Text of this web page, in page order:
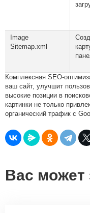
Image
Sitemap.xml
Комплексная SEO-
ваш сайт, улучшит
высокие позиции в
картинки не только
органический трафик с
Вас может